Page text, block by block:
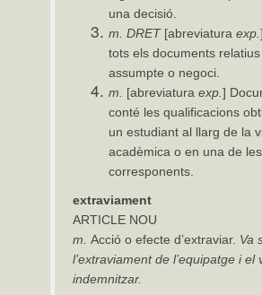
una decisió.
m. DRET [abreviaturaexp.
tots els documents
assumpte o negoci.
m. [abreviaturaexp.]
conté les qualificacions
un estudiant al llarg de la
acadèmica o en una de
corresponents.
extraviament
ARTICLE NOU
m. Acció o efecte d’extraviar. Va
l’extraviament de l’equipatge i el
indemnitzar.